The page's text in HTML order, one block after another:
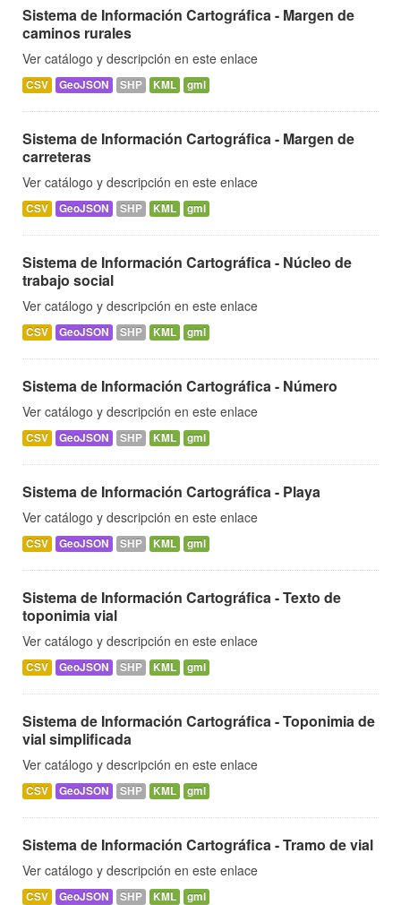
Sistema de Información Cartográfica - Margen de
caminos rurales
Ver catálogo y descripción en este enlace
CSV GeoJSON SHP KML gml
Sistema de Información Cartográfica - Margen de
carreteras
Ver catálogo y descripción en este enlace
CSV GeoJSON SHP KML gml
Sistema de Información Cartográfica - Núcleo de
trabajo social
Ver catálogo y descripción en este enlace
CSV GeoJSON SHP KML gml
Sistema de Información Cartográfica - Número
Ver catálogo y descripción en este enlace
CSV GeoJSON SHP KML gml
Sistema de Información Cartográfica - Playa
Ver catálogo y descripción en este enlace
CSV GeoJSON SHP KML gml
Sistema de Información Cartográfica - Texto de
toponimia vial
Ver catálogo y descripción en este enlace
CSV GeoJSON SHP KML gml
Sistema de Información Cartográfica - Toponimia de
vial simplificada
Ver catálogo y descripción en este enlace
CSV GeoJSON SHP KML gml
Sistema de Información Cartográfica - Tramo de vial
Ver catálogo y descripción en este enlace
CSV GeoJSON SHP KML gml